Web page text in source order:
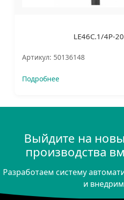
LE46C.1/4P-
Артикул: 50136148
Подробнее
Выйдите на
производства
Разработаем систему
и